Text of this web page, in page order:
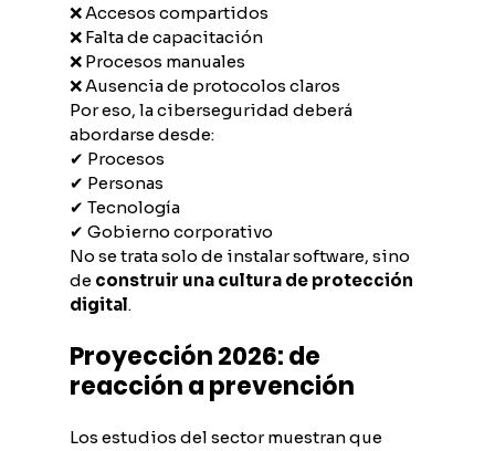
❌ Accesos compartidos
❌ Falta de capacitación
❌ Procesos manuales
❌ Ausencia de protocolos claros
Por eso, la ciberseguridad deberá
abordarse desde:
✔ Procesos
✔ Personas
✔ Tecnología
✔ Gobierno corporativo
No se trata solo de instalar software, sino
de construir una cultura de protección
digital.
Proyección 2026: de
reacción a prevención
Los estudios del sector muestran que